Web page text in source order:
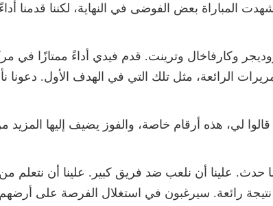
المباراة بعض الفوضى في النهاية، لكننا قدمنا ​​أداءً
وكارفاخال وترينت. قدم فيدي أداءً ممتازًا في
الرائعة، مثل تلك التي في الهدف الأول. دعونا
عندما قالوا لي، هذه أرقام خاصة، والفوز يضيف إليها المزيد
حدث. علينا أن نلعب ضد فريق كبير. علينا أن نتعلم
نتيجة رائعة. سيرغبون في استغلال الفرصة على